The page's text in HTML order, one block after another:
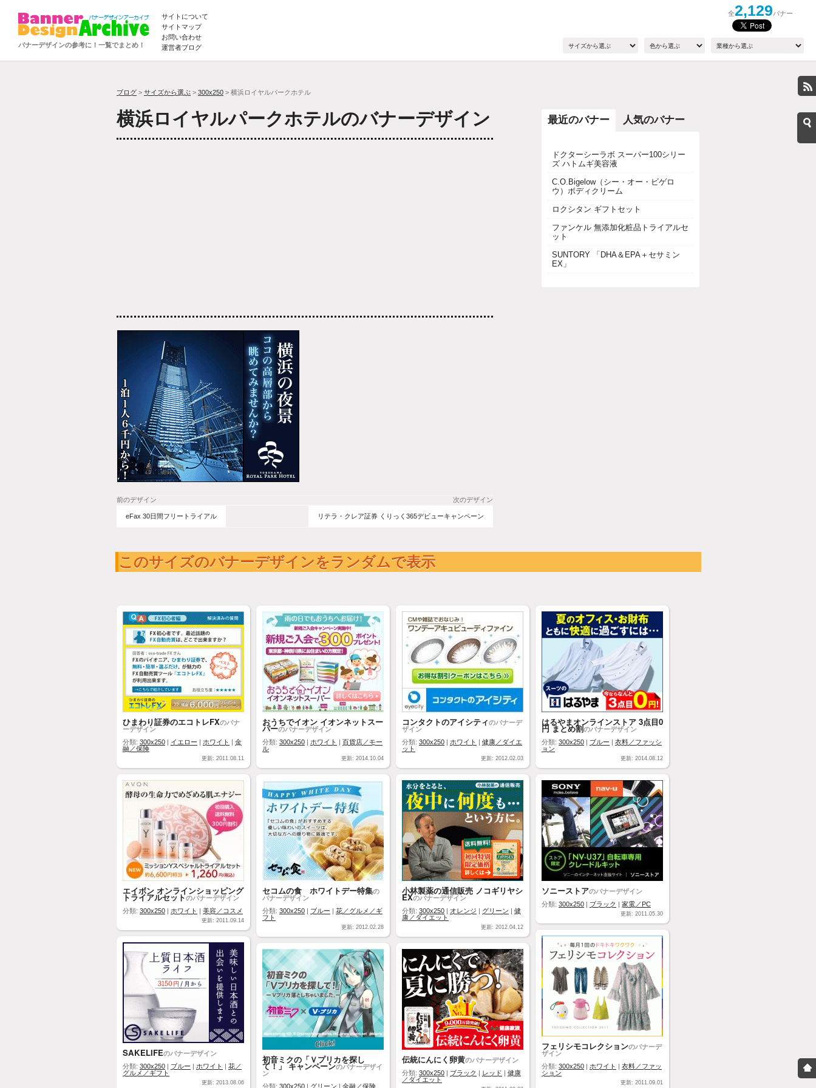
バナーデザインの参考に！一覧でまとめ！
サイトについて
サイトマップ
お問い合わせ
運営者ブログ
全2,129バナー
ブログ > サイズから選ぶ > 300x250 > 横浜ロイヤルパークホテル
横浜ロイヤルパークホテルのバナーデザイン
前のデザイン 次のデザイン
eFax 30日間フリートライアル リテラ・クレア証券 くりっく365デビューキャンペーン
最近のバナー 人気のバナー
ドクターシーラボ スーパー100シリー
ズ ハトムギ美容液
C.O.Bigelow（シー・オー・ビゲロ
ウ）ボディクリーム
ロクシタン ギフトセット
ファンケル 無添加化粧品トライアルセ
ット
SUNTORY 「DHA＆EPA＋セサミン
EX」
このサイズのバナーデザインをランダムで表示
ひまわり証券のエコトレFXのバナ
ーデザイン
分類: 300x250 | イエロー | ホワイト | 金
融／保険
更新: 2011.08.11
おうちでイオン イオンネットスー
パーのバナーデザイン
分類: 300x250 | ホワイト | 百貨店／モー
ル
更新: 2014.10.04
コンタクトのアイシティのバナーデ
ザイン
分類: 300x250 | ホワイト | 健康／ダイエ
ット
更新: 2012.02.03
はるやまオンラインストア 3点目0
円 まとめ割のバナーデザイン
分類: 300x250 | ブルー | 衣料／ファッシ
ョン
更新: 2014.08.12
エイボン オンラインショッピング
トライアルセットのバナーデザイン
分類: 300x250 | ホワイト | 美容／コスメ
更新: 2011.09.14
セコムの食 ホワイトデー特集の
バナーデザイン
分類: 300x250 | ブルー | 花／グルメ／ギ
フト
更新: 2012.02.28
小林製薬の通信販売 ノコギリヤシ
EXのバナーデザイン
分類: 300x250 | オレンジ | グリーン | 健
康／ダイエット
更新: 2012.04.12
ソニーストアのバナーデザイン
分類: 300x250 | ブラック | 家電／PC
更新: 2011.05.30
フェリシモコレクションのバナーデ
ザイン
分類: 300x250 | ホワイト | 衣料／ファッ
ション
更新: 2011.09.01
SAKELIFEのバナーデザイン
分類: 300x250 | ブルー | ホワイト | 花／
グルメ／ギフト
更新: 2013.08.06
初音ミクの「Ｖプリカを探し
て！」 キャンペーンのバナーデザイ
ン
分類: 300x250 | グリーン | 金融／保険
伝統にんにく卵黄のバナーデザイン
分類: 300x250 | ブラック | レッド | 健康
／ダイエット